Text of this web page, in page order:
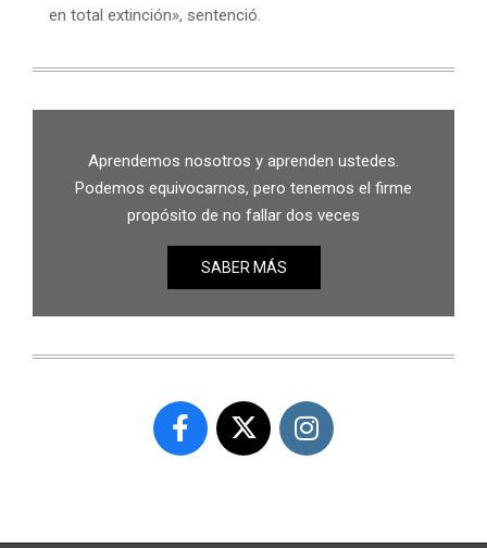
en total extinción», sentenció.
Aprendemos nosotros y aprenden ustedes.
Podemos equivocarnos, pero tenemos el firme
propósito de no fallar dos veces
SABER MÁS